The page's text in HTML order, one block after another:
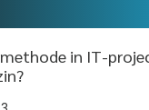
in IT-